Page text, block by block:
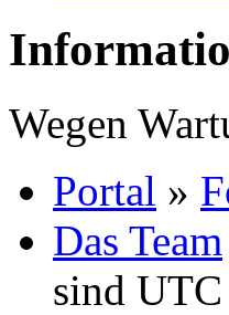
Wegen
Portal »
Das Team
sind